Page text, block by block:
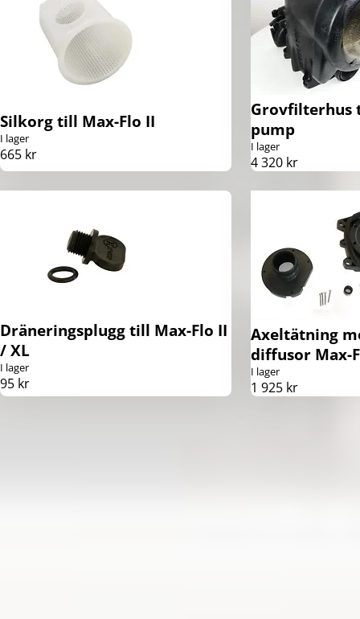
Silkorg till Max-Flo II
I lager
665 kr
Grovfilterhus
pump
I lager
4 320 kr
Dräneringsplugg till Max-Flo II
/ XL
I lager
95 kr
Axeltätning
diffusor Max-
I lager
1 925 kr